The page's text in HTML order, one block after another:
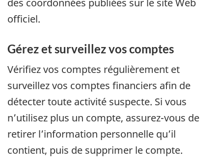
des coordonnées publiées sur le site Web
officiel.
Gérez et surveillez vos comptes
Vérifiez vos comptes régulièrement et
surveillez vos comptes financiers afin de
détecter toute activité suspecte. Si vous
n’utilisez plus un compte, assurez-vous de
retirer l’information personnelle qu’il
contient, puis de supprimer le compte.